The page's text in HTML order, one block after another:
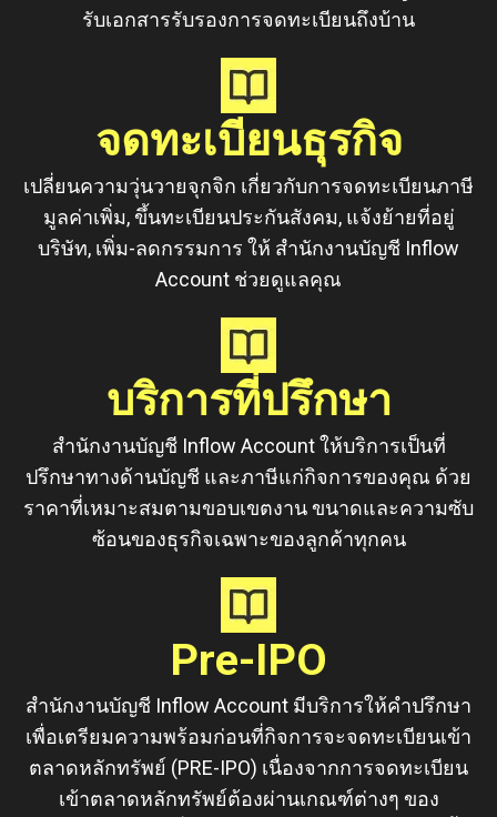
รับเอกสารรับรองการจดทะเบียนถึงบ้าน
จดทะเบียนธุรกิจ
เปลี่ยนความวุ่นวายจุกจิก เกี่ยวกับการจดทะเบียนภาษี
มูลค่าเพิ่ม, ขึ้นทะเบียนประกันสังคม, แจ้งย้ายที่อยู่
บริษัท, เพิ่ม-ลดกรรมการ ให้ สำนักงานบัญชี Inflow
Account ช่วยดูแลคุณ
บริการที่ปรึกษา
สำนักงานบัญชี Inflow Account ให้บริการเป็นที่
ปรึกษาทางด้านบัญชี และภาษีแก่กิจการของคุณ ด้วย
ราคาที่เหมาะสมตามขอบเขตงาน ขนาดและความซับ
ซ้อนของธุรกิจเฉพาะของลูกค้าทุกคน
Pre-IPO
สำนักงานบัญชี Inflow Account มีบริการให้คำปรึกษา
เพื่อเตรียมความพร้อมก่อนที่กิจการจะจดทะเบียนเข้า
ตลาดหลักทรัพย์ (PRE-IPO) เนื่องจากการจดทะเบียน
เข้าตลาดหลักทรัพย์ต้องผ่านเกณฑ์ต่างๆ ของ